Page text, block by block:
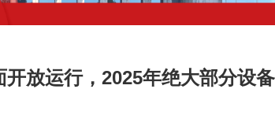
放运行，2025年绝大部分设